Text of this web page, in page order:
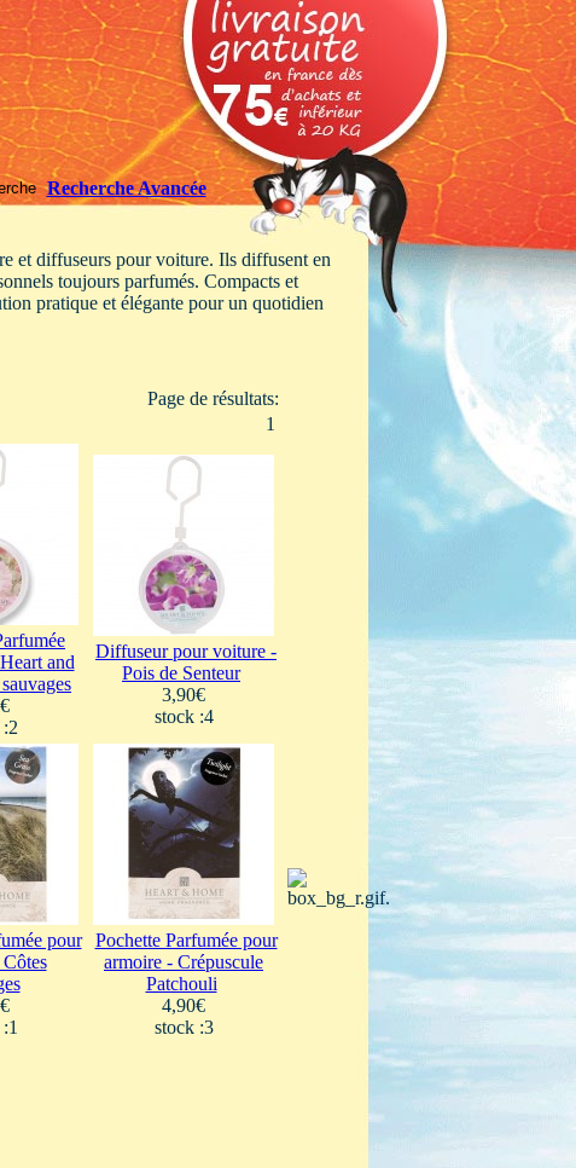
Recherche Avancée
et diffuseurs pour voiture. Ils diffusent en
toujours parfumés. Compacts et
pratique et élégante pour un quotidien
Page de résultats:
1
and
Diffuseur pour voiture -
Pois de Senteur
3,90€
stock :4
pour
Pochette Parfumée pour
armoire - Crépuscule
Patchouli
4,90€
stock :3